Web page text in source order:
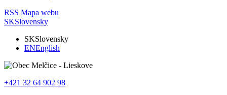
RSS Mapa webu
SKSlovensky
SKSlovensky
ENEnglish
+421 32 64 902 98